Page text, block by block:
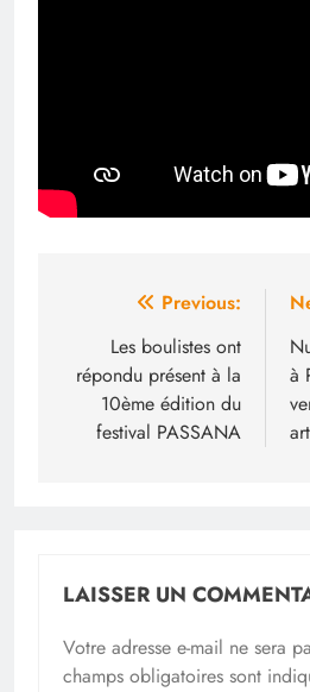
Navigation
l’article
Previous:
Les boulistes ont
répondu présent à la
10ème édition du
festival PASSANA
à
LAISSER UN
Votre adresse e-mail ne sera
champs obligatoires sont